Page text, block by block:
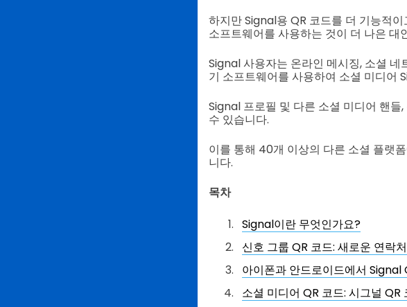
하지만 Signal용 QR 코드를 더 기능적
소프트웨어를 사용하는 것이 더 나은 대
Signal 사용자는 온라인 메시징, 소셜
기 소프트웨어를 사용하여 소셜 미디어
Signal 프로필 및 다른 소셜 미디어 핸
수 있습니다.
이를 통해 40개 이상의 다른 소셜 플랫
니다.
목차
Signal이란 무엇인가요?
신호 그룹 QR 코드: 새로운 연락
아이폰과 안드로이드에서 Signal
소셜 미디어 QR 코드: 시그널 QR